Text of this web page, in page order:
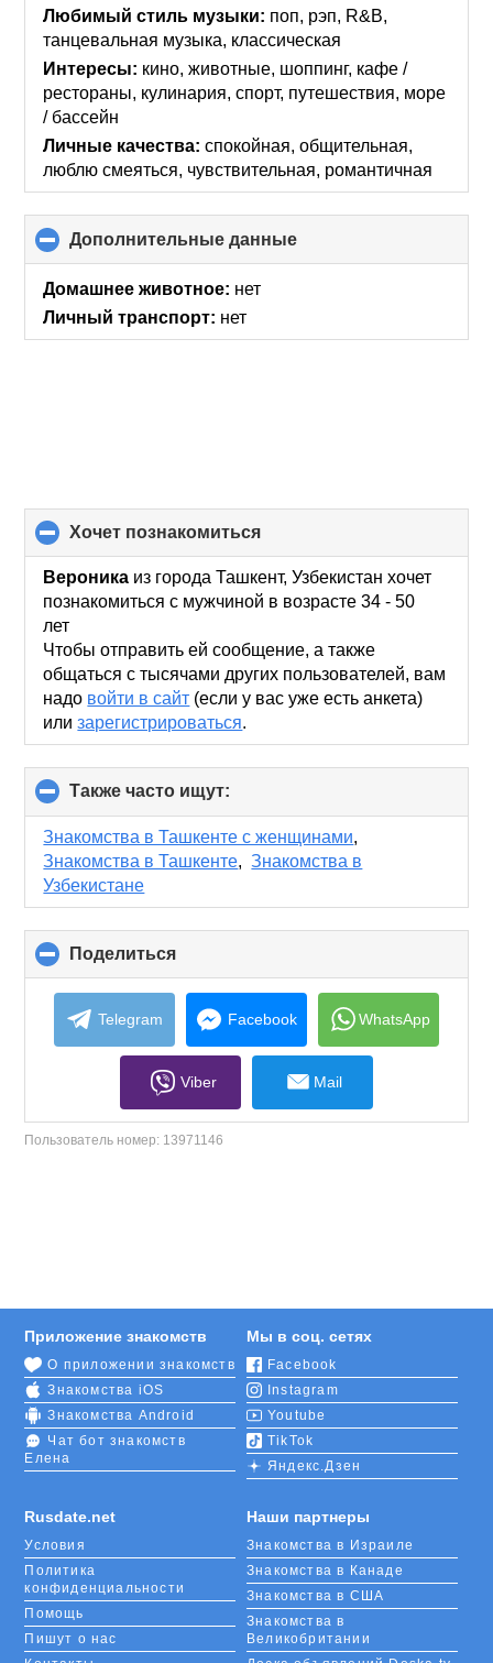
collapse
contents
Любимый стиль музыки: поп, рэп, R&B,
танцевальная музыка, классическая
Интересы: кино, животные, шоппинг, кафе /
рестораны, кулинария, спорт, путешествия, море
/ бассейн
Личные качества: спокойная, общительная,
люблю смеяться, чувствительная, романтичная
Дополнительные данные
to
Домашнее животное: нет
Личный транспорт: нет
хочет познакомиться
to
collapse
contents
Вероника из города Ташкент, Узбекистан хочет
познакомиться с мужчиной в возрасте 34 - 50
лет
Чтобы отправить ей сообщение, а также
общаться с тысячами других пользователей, вам
надо войти в сайт (если у вас уже есть анкета)
илизарегистрироваться.
Также часто ищут:
to
collapse
contents
Знакомства в Ташкенте с женщинами,
Знакомства в Ташкенте,Знакомства в
Узбекистане
Поделиться
to
collapse
contents
Telegram Facebook WhatsApp
Viber Mail
Пользователь номер: 13971146
Rusdate.net
Условия
Политика
конфиденциальности
Помощь
Пишут о нас
Приложение знакомств
О приложении знакомств
Знакомства iOS
Знакомства Android
Чат бот знакомств
Елена
Мы в соц. сетях
Facebook
Instagram
Youtube
TikTok
Яндекс.Дзен
Наши партнеры
Знакомства в Израиле
Знакомства в Канаде
Знакомства в США
Знакомства в
Великобритании